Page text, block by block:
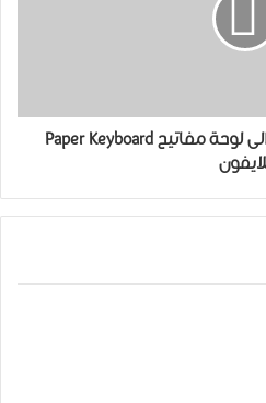
تطبيق برنامج تحويل الورق الى لوحة مفاتيح Paper Keyboard